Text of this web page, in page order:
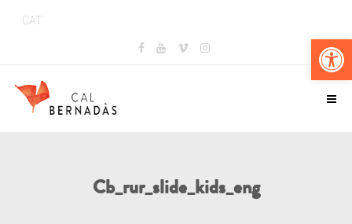
CAT
Cb_rur_slide_kids_eng